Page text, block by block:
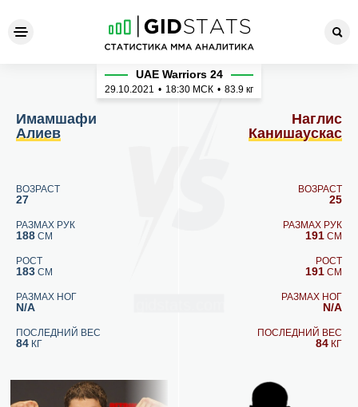
Имамшафи Алиев - Наглис
Имамшафи
Алиев
ВОЗРАСТ
27
РАЗМАХ РУК
188 СМ
РОСТ
183 СМ
РАЗМАХ НОГ
N/A
ПОСЛЕДНИЙ ВЕС
84 КГ
UAE Warriors 24
29.10.2021 • 18:30 МСК • 83.9 кг
Наглис
Канишаускас
ВОЗРАСТ
25
РАЗМАХ РУК
191 СМ
РОСТ
191 СМ
РАЗМАХ НОГ
N/A
ПОСЛЕДНИЙ ВЕС
84 КГ